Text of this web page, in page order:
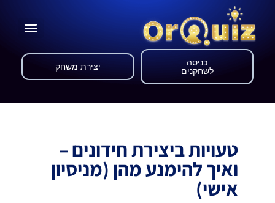
כניסה
לשחקנים יצירת משחק
טעויות ביצירת חידונים –
ואיך להימנע מהן (מניסיון
אישי)